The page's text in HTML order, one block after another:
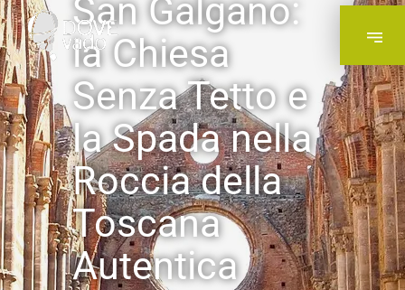
San Galgano:
la Chiesa
Senza Tetto e
la Spada nella
Roccia della
Toscana
Autentica